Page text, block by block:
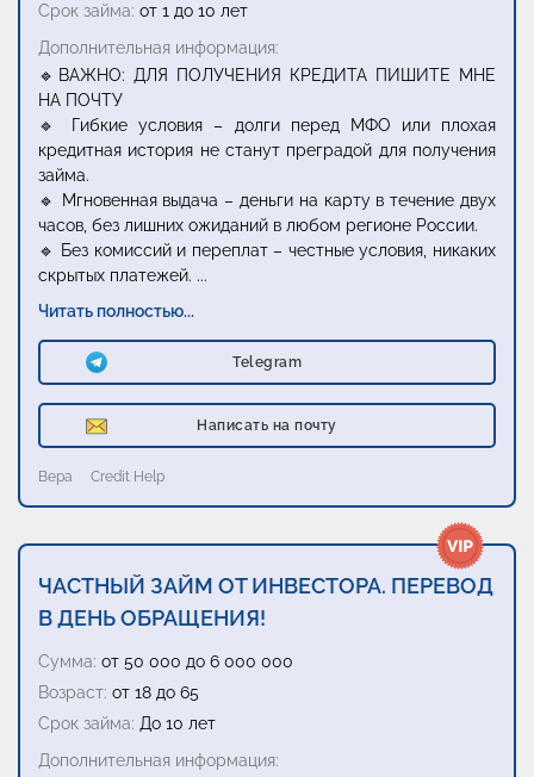
Срок займа: от 1 до 10 лет
Дополнительная информация:
🔹ВАЖНО: ДЛЯ ПОЛУЧЕНИЯ КРЕДИТА ПИШИТЕ МНЕ
НА ПОЧТУ
🔹 Гибкие условия – долги перед МФО или плохая
кредитная история не станут преградой для получения
займа.
🔹 Мгновенная выдача – деньги на карту в течение двух
часов, без лишних ожиданий в любом регионе России.
🔹 Без комиссий и переплат – честные условия, никаких
скрытых платежей. ...
Читать полностью...
Telegram
Написать на почту
Вера Credit Help
ЧАСТНЫЙ ЗАЙМ ОТ ИНВЕСТОРА. ПЕРЕВОД
В ДЕНЬ ОБРАЩЕНИЯ!
Сумма: от 50 000 до 6 000 000
Возраст: от 18 до 65
Срок займа: До 10 лет
Дополнительная информация: